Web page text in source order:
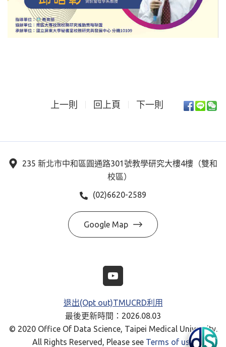
上一則 回上頁 下一則
235 新北市中和區圓通路301號教學研究大樓4樓（雙和
校區）
(02)6620-2589
Google Map
退出(Opt out)TMUCRD利用
最後更新時間：2026.08.03
© 2020 Office Of Data Science, Taipei Medical University.
All Rights Reserved, Please see Terms of use